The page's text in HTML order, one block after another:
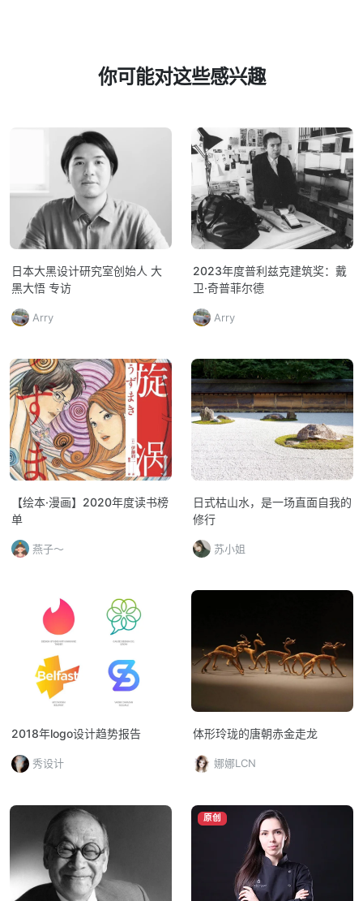
你可能对这些感兴趣
日本大黑设计研究室创始人 大
黑大悟 专访
Arry
2023年度普利兹克建筑奖：戴
卫·奇普菲尔德
Arry
【绘本·漫画】2020年度读书榜
单
燕子～
日式枯山水，是一场直面自我的
修行
苏小姐
2018年logo设计趋势报告
秀设计
体形玲珑的唐朝赤金走龙
娜娜LCN
原创